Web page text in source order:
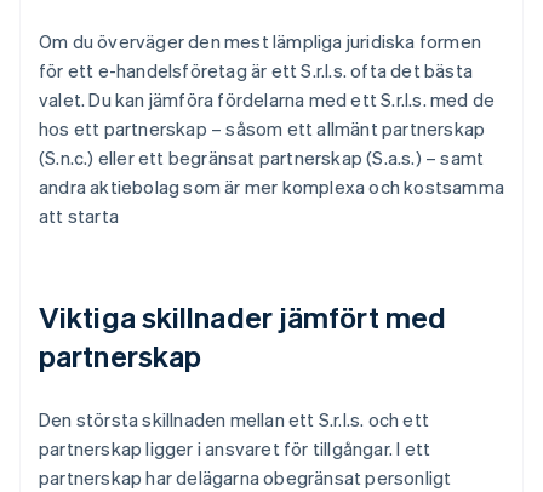
Om du överväger den mest lämpliga juridiska formen
för ett e-handelsföretag är ett S.r.l.s. ofta det bästa
valet. Du kan jämföra fördelarna med ett S.r.l.s. med de
hos ett partnerskap – såsom ett allmänt partnerskap
(S.n.c.) eller ett begränsat partnerskap (S.a.s.) – samt
andra aktiebolag som är mer komplexa och kostsamma
att starta
Viktiga skillnader jämfört med
partnerskap
Den största skillnaden mellan ett S.r.l.s. och ett
partnerskap ligger i ansvaret för tillgångar. I ett
partnerskap har delägarna obegränsat personligt